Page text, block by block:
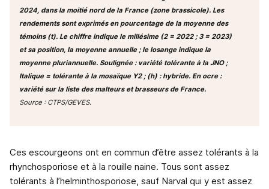
2024, dans la moitié nord de la France (zone brassicole). Les
rendements sont exprimés en pourcentage de la moyenne des
témoins (t). Le chiffre indique le millésime (2 = 2022 ; 3 = 2023)
et sa position, la moyenne annuelle ; le losange indique la
moyenne pluriannuelle. Soulignée : variété tolérante à la JNO ;
Italique = tolérante à la mosaïque Y2 ; (h) : hybride. En ocre :
variété sur la liste des malteurs et brasseurs de France.
Source : CTPS/GEVES.
Ces escourgeons ont en commun d’être assez tolérants à la
rhynchosporiose et à la rouille naine. Tous sont assez
tolérants à l’helminthosporiose, sauf Narval qui y est assez